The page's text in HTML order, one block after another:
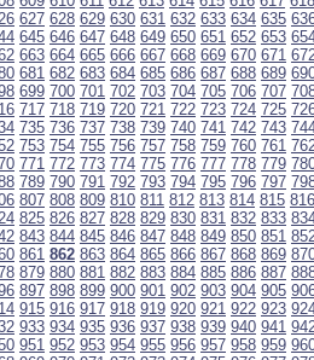
627 628 629 630 631 632 633 634 635
645 646 647 648 649 650 651 652 653
663 664 665 666 667 668 669 670 671
681 682 683 684 685 686 687 688 689
699 700 701 702 703 704 705 706 707
717 718 719 720 721 722 723 724 725
735 736 737 738 739 740 741 742 743
753 754 755 756 757 758 759 760 761
771 772 773 774 775 776 777 778 779
789 790 791 792 793 794 795 796 797
807 808 809 810 811 812 813 814 815 816
825 826 827 828 829 830 831 832 833
843 844 845 846 847 848 849 850 851
861 862 863 864 865 866 867 868 869
879 880 881 882 883 884 885 886 887
897 898 899 900 901 902 903 904 905
915 916 917 918 919 920 921 922 923
933 934 935 936 937 938 939 940 941
951 952 953 954 955 956 957 958 959